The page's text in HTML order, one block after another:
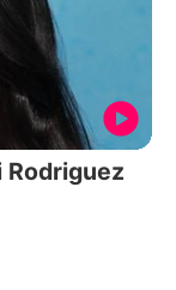
Rodriguez